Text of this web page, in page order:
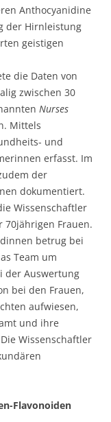
Anthocyanidine
der Hirnleistung
geistigen
die Daten von
zwischen 30
Nurses
Mittels
und
erfasst. Im
der
dokumentiert.
Wissenschaftler
70jährigen Frauen.
betrug bei
Team um
der Auswertung
bei den Frauen,
aufwiesen,
und ihre
Wissenschaftler
Flavonoiden